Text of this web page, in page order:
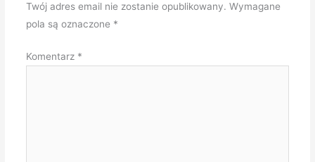
Twój adres email nie zostanie opublikowany. Wymagane
pola są oznaczone *
Komentarz *